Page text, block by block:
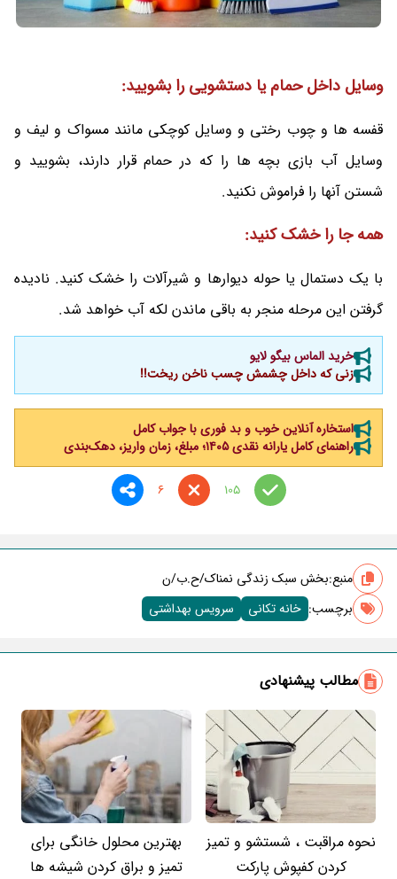
وسایل داخل حمام یا دستشویی را بشویید:
قفسه ها و چوب رختی و وسایل کوچکی مانند مسواک و لیف و
وسایل آب بازی بچه ها را که در حمام قرار دارند، بشویید و
شستن آنها را فراموش نکنید.
همه جا را خشک کنید:
با یک دستمال یا حوله دیوارها و شیرآلات را خشک کنید. نادیده
گرفتن این مرحله منجر به باقی ماندن لکه آب خواهد شد.
خرید الماس بیگو لایو
زنی که داخل چشمش چسب ناخن ریخت!!
استخاره آنلاین خوب و بد فوری با جواب کامل
راهنمای کامل یارانه نقدی ۱۴۰۵؛ مبلغ، زمان واریز، دهک‌بندی
105
6
منبع:بخش سبک زندگی نمناک/ح.ب/ن
برچسب‌: خانه تکانی سرویس بهداشتی
مطالب پیشنهادی
نحوه مراقبت ، شستشو و تمیز
کردن کفپوش پارکت
بهترین محلول خانگی برای
تمیز و براق کردن شیشه ها